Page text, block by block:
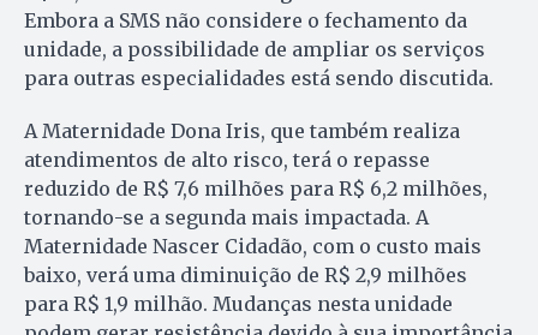
Embora a SMS não considere o fechamento da
unidade, a possibilidade de ampliar os serviços
para outras especialidades está sendo discutida.
A Maternidade Dona Iris, que também realiza
atendimentos de alto risco, terá o repasse
reduzido de R$ 7,6 milhões para R$ 6,2 milhões,
tornando-se a segunda mais impactada. A
Maternidade Nascer Cidadão, com o custo mais
baixo, verá uma diminuição de R$ 2,9 milhões
para R$ 1,9 milhão. Mudanças nesta unidade